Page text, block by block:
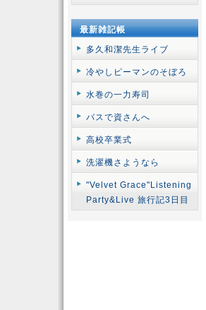
最新雑記帳
多久和潔先生ライブ
冷やしピーマンのそぼろ
水巻の一力寿司
バスで資さんへ
高校卒業式
洗濯機さようなら
"Velvet Grace"Listening
Party&Live 旅行記3日目